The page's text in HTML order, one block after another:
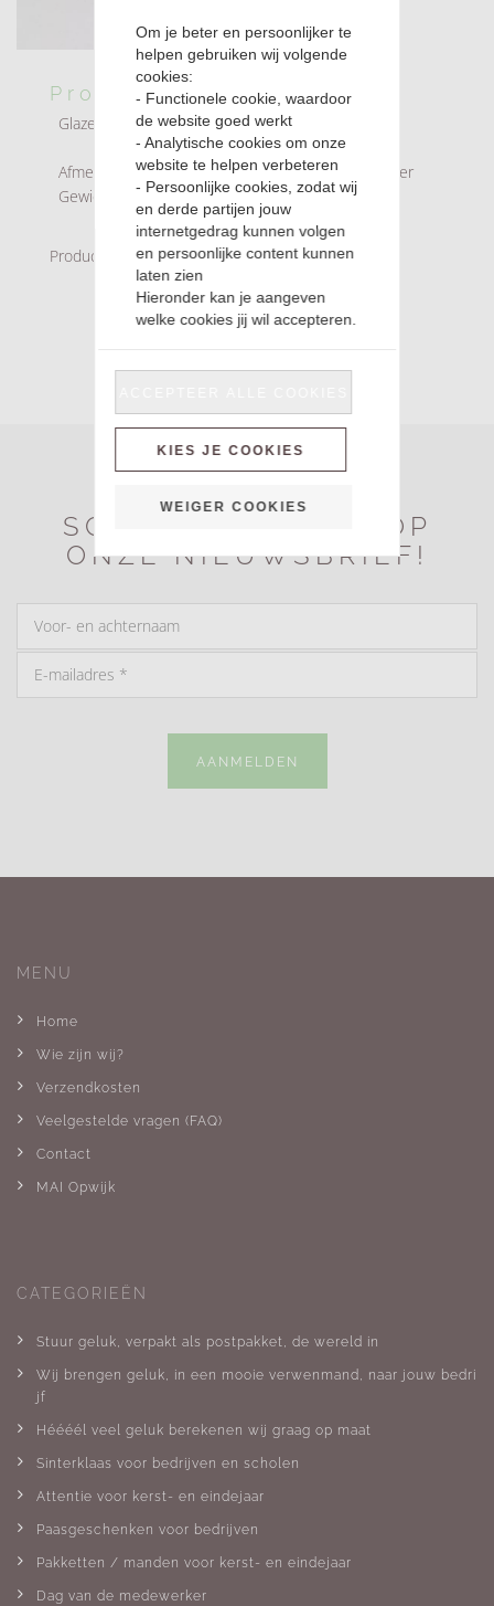
Productomschrijving
Glazen snoeppot gevuld met 16 chokotoffen
Afmetingen: GLA45766: 8 cm hoog, 10 cm diameter
Gewicht: 0.550 kg
Productnummer: Valentijn4
SCHRIJF JE NU IN OP
ONZE NIEUWSBRIEF!
AANMELDEN
MENU
Home
Wie zijn wij?
Verzendkosten
Veelgestelde vragen (FAQ)
Contact
MAI Opwijk
CATEGORIEËN
Stuur geluk, verpakt als postpakket, de wereld in
Wij brengen geluk, in een mooie verwenmand, naar jouw bedri
jf
Héééél veel geluk berekenen wij graag op maat
Sinterklaas voor bedrijven en scholen
Attentie voor kerst- en eindejaar
Paasgeschenken voor bedrijven
Pakketten / manden voor kerst- en eindejaar
Dag van de medewerker
Om je beter en persoonlijker te
helpen gebruiken wij volgende
cookies:
- Functionele cookie, waardoor
de website goed werkt
- Analytische cookies om onze
website te helpen verbeteren
- Persoonlijke cookies, zodat wij
en derde partijen jouw
internetgedrag kunnen volgen
en persoonlijke content kunnen
laten zien
Hieronder kan je aangeven
welke cookies jij wil accepteren.
KIES JE COOKIES
WEIGER COOKIES